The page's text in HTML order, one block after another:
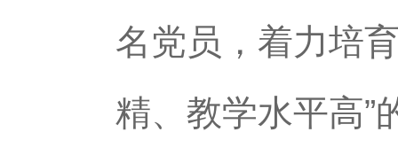
名党员，着力培
精、教学水平高”